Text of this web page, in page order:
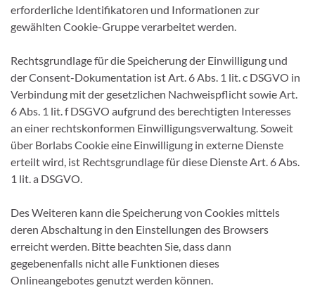
erforderliche Identifikatoren und Informationen zur
gewählten Cookie-Gruppe verarbeitet werden.
Rechtsgrundlage für die Speicherung der Einwilligung und
der Consent-Dokumentation ist Art. 6 Abs. 1 lit. c DSGVO in
Verbindung mit der gesetzlichen Nachweispflicht sowie Art.
6 Abs. 1 lit. f DSGVO aufgrund des berechtigten Interesses
an einer rechtskonformen Einwilligungsverwaltung. Soweit
über Borlabs Cookie eine Einwilligung in externe Dienste
erteilt wird, ist Rechtsgrundlage für diese Dienste Art. 6 Abs.
1 lit. a DSGVO.
Des Weiteren kann die Speicherung von Cookies mittels
deren Abschaltung in den Einstellungen des Browsers
erreicht werden. Bitte beachten Sie, dass dann
gegebenenfalls nicht alle Funktionen dieses
Onlineangebotes genutzt werden können.